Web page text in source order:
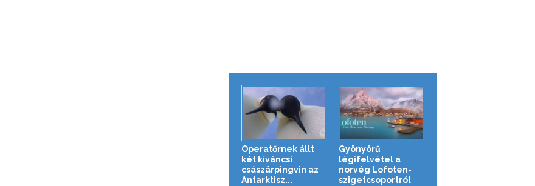
Operatőrnek állt
két kíváncsi
császárpingvin az
Antarktisz...
Gyönyörű
légifelvétel a
norvég Lofoten-
szigetcsoportról